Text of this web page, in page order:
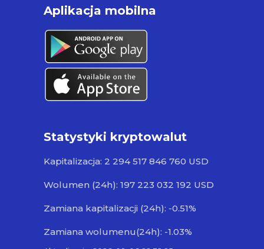
Aplikacja mobilna
Statystyki kryptowalut
Kapitalizacja: 2 294 517 846 760 USD
Wolumen (24h): 197 223 032 192 USD
Zamiana kapitalizacji (24h): -0.51%
Zamiana wolumenu(24h): -1.03%